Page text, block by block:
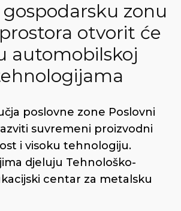
zonu
otvorit će
automobilskoj
poslovne zone Poslovni
suvremeni proizvodni
i visoku tehnologiju.
djeluju Tehnološko-
centar za metalsku